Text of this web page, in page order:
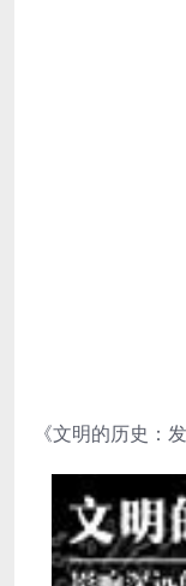
《文明的历史：